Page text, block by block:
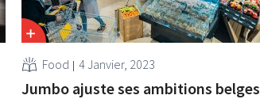
Food 4 Janvier, 2023
Jumbo ajuste ses ambitions belges